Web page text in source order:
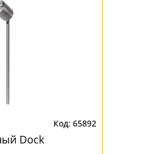
65892
Dock